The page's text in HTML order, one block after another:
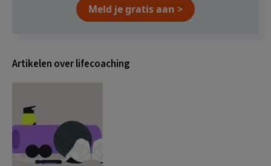
Meld je gratis aan >
Artikelen over lifecoaching